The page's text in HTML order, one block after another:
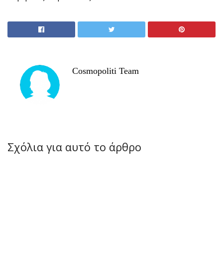
Cosmopoliti Team
Σχόλια για αυτό το άρθρο